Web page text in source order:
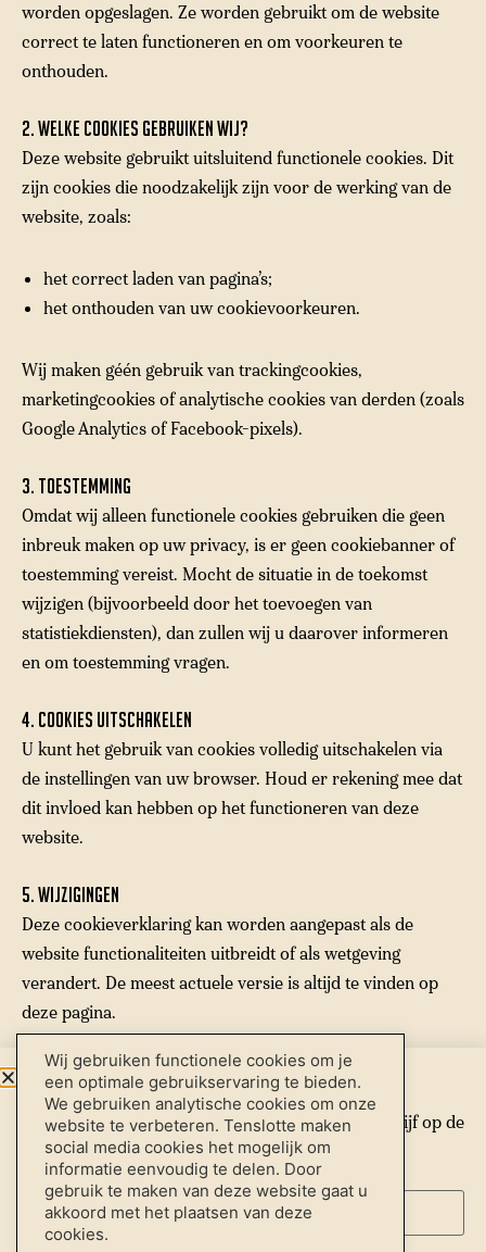
worden opgeslagen. Ze worden gebruikt om de website
correct te laten functioneren en om voorkeuren te
onthouden.
2. Welke cookies gebruiken wij?
Deze website gebruiktuitsluitend functionele cookies. Dit
zijn cookies die noodzakelijk zijn voor de werking van de
website, zoals:
het correct laden van pagina’s;
het onthouden van uw cookievoorkeuren.
Wij maken géén gebruik van trackingcookies,
marketingcookies of analytische cookiesvan derden (zoals
Google Analytics of Facebook-pixels).
3. Toestemming
Omdat wij alleen functionele cookies gebruiken die geen
inbreuk maken op uw privacy, is er geen cookiebanner of
toestemming vereist. Mocht de situatie in de toekomst
wijzigen (bijvoorbeeld door het toevoegen van
statistiekdiensten), dan zullen wij u daarover informeren
en om toestemming vragen.
4. Cookies uitschakelen
U kunt het gebruik van cookies volledig uitschakelen via
de instellingen van uw browser. Houd er rekening mee dat
dit invloed kan hebben op het functioneren van deze
website.
5. Wijzigingen
Deze cookieverklaring kan worden aangepast als de
website functionaliteiten uitbreidt of als wetgeving
verandert. De meest actuele versie is altijd te vinden op
deze pagina.
Inschrijven nieuwsbrief
Downloads
Instagram
Wij gebruiken functionele cookies om je
een optimale gebruikservaring te bieden.
We gebruiken analytische cookies om onze
website te verbeteren. Tenslotte maken
social media cookies het mogelijk om
informatie eenvoudig te delen. Door
gebruik te maken van deze website gaat u
akkoord met het plaatsen van deze
cookies.
Nieuwsbrief
Schrijf je hieronder in voor onze nieuwsbrief en blijf op de
hoogte van het allerlaatste nieuws.
E-mailadres*